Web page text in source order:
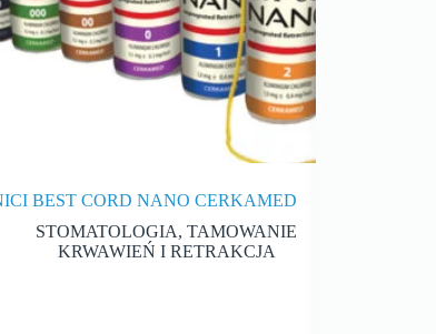
BEST CORD NANO CERKAMED
STOMATOLOGIA,TAMOWANIE
KRWAWIEŃ I RETRAKCJA